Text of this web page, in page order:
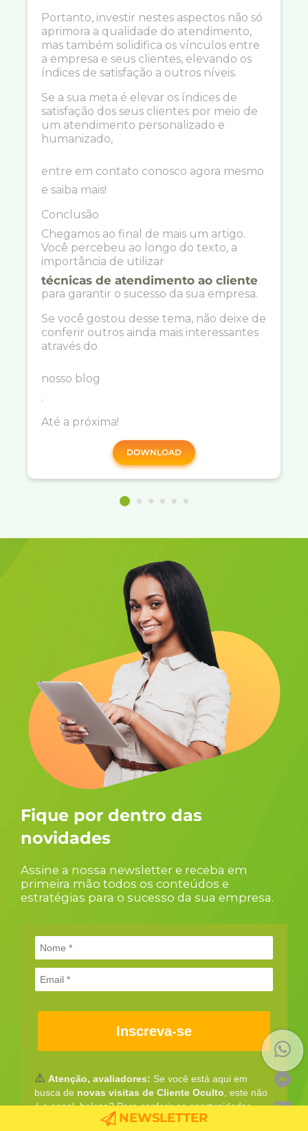
Portanto, investir nestes aspectos não só
aprimora a qualidade do atendimento,
mas também solidifica os vínculos entre
a empresa e seus clientes, elevando os
índices de satisfação a outros níveis.
Se a sua meta é elevar os índices de
satisfação dos seus clientes por meio de
um atendimento personalizado e
humanizado,
entre em contato conosco agora mesmo
e saiba mais!
Conclusão
Chegamos ao final de mais um artigo.
Você percebeu ao longo do texto, a
importância de utilizar
técnicas de atendimento ao cliente
para garantir o sucesso da sua empresa.
Se você gostou desse tema, não deixe de
conferir outros ainda mais interessantes
através do
nosso blog
.
Até a próxima!
DOWNLOAD
Fique por dentro das
novidades
Assine a nossa newsletter e receba em
primeira mão todos os conteúdos e
estratégias para o sucesso da sua empresa.
Inscreva-se
⚠️ Atenção, avaliadores: Se você está aqui em
busca de novas visitas de Cliente Oculto , este não
é o canal, beleza? Para conferir as oportunidades
disponíveis e se candidatar, você precisa se cadastrar
NEWSLETTER